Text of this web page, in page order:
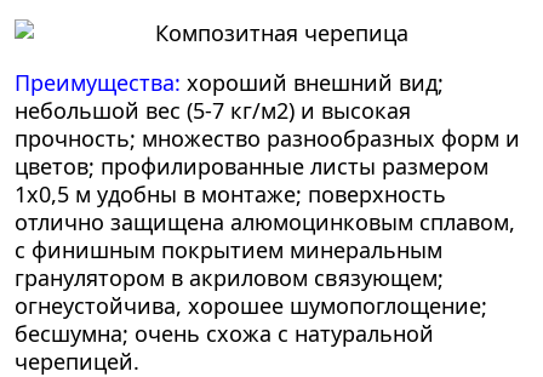
Преимущества: хороший внешний вид;
небольшой вес (5-7 кг/м2) и высокая
прочность; множество разнообразных форм и
цветов; профилированные листы размером
1х0,5 м удобны в монтаже; поверхность
отлично защищена алюмоцинковым сплавом,
с финишным покрытием минеральным
гранулятором в акриловом связующем;
огнеустойчива, хорошее шумопоглощение;
бесшумна; очень схожа с натуральной
черепицей.